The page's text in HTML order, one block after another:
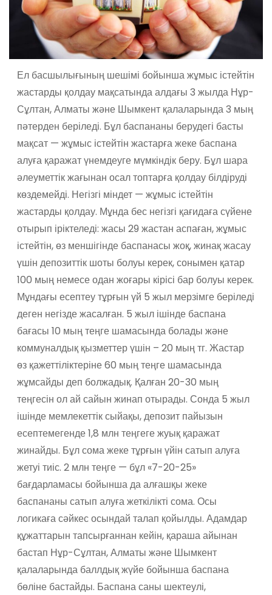
Ел басшылығының шешімі бойынша жұмыс істейтін
жастарды қолдау мақсатында алдағы 3 жылда Нұр-
Сұлтан, Алматы және Шымкент қалаларында 3 мың
пәтерден беріледі. Бұл баспананы берудегі басты
мақсат — жұмыс істейтін жастарға жеке баспана
алуға қаражат үнемдеуге мүмкіндік беру. Бұл шара
әлеуметтік жағынан осал топтарға қолдау білдіруді
көздемейді. Негізгі міндет — жұмыс істейтін
жастарды қолдау. Мұнда бес негізгі қағидаға сүйене
отырып іріктеледі: жасы 29 жастан аспаған, жұмыс
істейтін, өз меншігінде баспанасы жоқ, жинақ жасау
үшін депозиттік шоты болуы керек, сонымен қатар
100 мың немесе одан жоғары кірісі бар болуы керек.
Мұндағы есептеу тұрғын үй 5 жыл мерзімге беріледі
деген негізде жасалған. 5 жыл ішінде баспана
бағасы 10 мың теңге шамасында болады және
коммуналдық қызметтер үшін – 20 мың тг. Жастар
өз қажеттіліктеріне 60 мың теңге шамасында
жұмсайды деп болжадық. Қалған 20-30 мың
теңгесін ол ай сайын жинап отырады. Сонда 5 жыл
ішінде мемлекеттік сыйақы, депозит пайызын
есептемегенде 1,8 млн теңгеге жуық қаражат
жинайды. Бұл сома жеке тұрғын үйін сатып алуға
жетуі тиіс. 2 млн теңге — бұл «7-20-25»
бағдарламасы бойынша да алғашқы жеке
баспананы сатып алуға жеткілікті сома. Осы
логикаға сәйкес осындай талап қойылды. Адамдар
құжаттарын тапсырғаннан кейін, қараша айынан
бастап Нұр-Сұлтан, Алматы және Шымкент
қалаларында баллдық жүйе бойынша баспана
бөліне бастайды. Баспана саны шектеулі,